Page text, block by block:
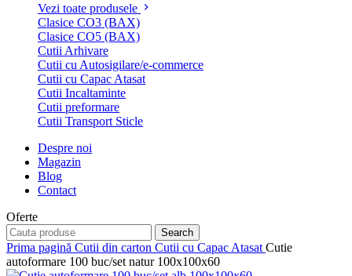
Vezi toate produsele
Clasice CO3 (BAX)
Clasice CO5 (BAX)
Cutii Arhivare
Cutii cu Autosigilare/e-commerce
Cutii cu Capac Atasat
Cutii Incaltaminte
Cutii preformare
Cutii Transport Sticle
Despre noi
Magazin
Blog
Contact
Oferte
Search
Prima pagină Cutii din carton Cutii cu Capac Atasat Cutie
autoformare 100 buc/set natur 100x100x60